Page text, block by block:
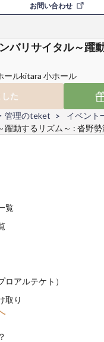
お問い合わせ
バリサイタル～躍
ールkitara 小ホール
た
管理のteket イベント
躍動するリズム～ : 沓野
覧
ロアルテケト）
取り